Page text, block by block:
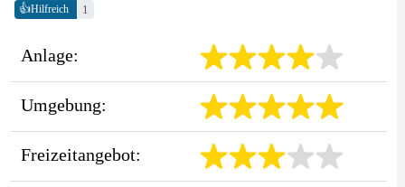
👍Hilfreich 1
Anlage:
Umgebung:
Freizeitangebot: